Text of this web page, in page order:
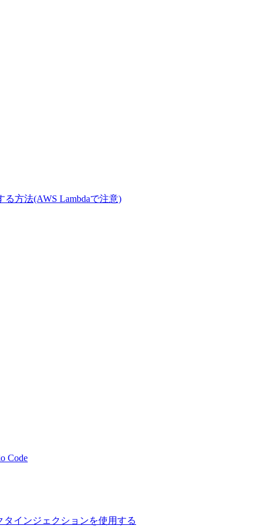
る方法(AWS Lambdaで注意)
Code
タインジェクションを使用する